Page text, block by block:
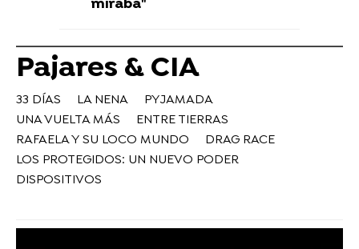
miraba"
Pajares & CIA
33 DÍAS LA NENA
PYJAMADA
UNA VUELTA MÁS
ENTRE TIERRAS
RAFAELA Y SU LOCO MUNDO
DRAG RACE
LOS PROTEGIDOS: UN NUEVO PODER
DISPOSITIVOS